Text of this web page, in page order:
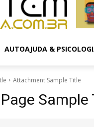
AUTOAJUDA &
Attachment Sample Title
Sample